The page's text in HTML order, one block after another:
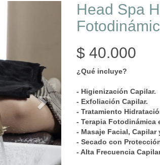
Head Spa
$ 40.000
¿Qué incluye?
- Higienización Capilar.
- Exfoliación Capilar.
- Tratamiento
- Terapia Fotodinámica
- Masaje Facial, Capilar
- Secado con
- Alta Frecuencia